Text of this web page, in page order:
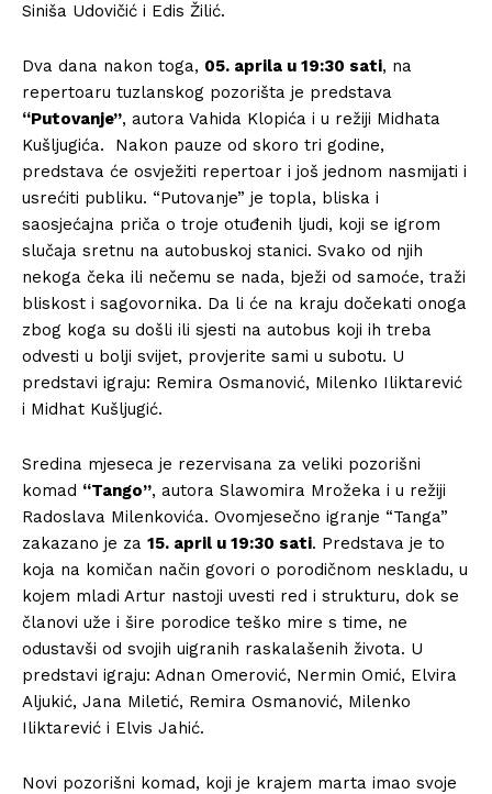
Siniša Udovičić i Edis Žilić.
Dva dana nakon toga, 05. aprila u 19:30 sati, na
repertoaru tuzlanskog pozorišta je predstava
“Putovanje”, autora Vahida Klopića i u režiji Midhata
Kušljugića. Nakon pauze od skoro tri godine,
predstava će osvježiti repertoar i još jednom nasmijati i
usrećiti publiku. “Putovanje” je topla, bliska i
saosjećajna priča o troje otuđenih ljudi, koji se igrom
slučaja sretnu na autobuskoj stanici. Svako od njih
nekoga čeka ili nečemu se nada, bježi od samoće, traži
bliskost i sagovornika. Da li će na kraju dočekati onoga
zbog koga su došli ili sjesti na autobus koji ih treba
odvesti u bolji svijet, provjerite sami u subotu. U
predstavi igraju: Remira Osmanović, Milenko Iliktarević
i Midhat Kušljugić.
Sredina mjeseca je rezervisana za veliki pozorišni
komad “Tango”, autora Slawomira Mrožeka i u režiji
Radoslava Milenkovića. Ovomjesečno igranje “Tanga”
zakazano je za 15. april u 19:30 sati. Predstava je to
koja na komičan način govori o porodičnom neskladu, u
kojem mladi Artur nastoji uvesti red i strukturu, dok se
članovi uže i šire porodice teško mire s time, ne
odustavši od svojih uigranih raskalašenih života. U
predstavi igraju: Adnan Omerović, Nermin Omić, Elvira
Aljukić, Jana Miletić, Remira Osmanović, Milenko
Iliktarević i Elvis Jahić.
Novi pozorišni komad, koji je krajem marta imao svoje